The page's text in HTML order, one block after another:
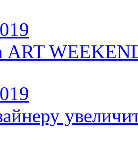
ART